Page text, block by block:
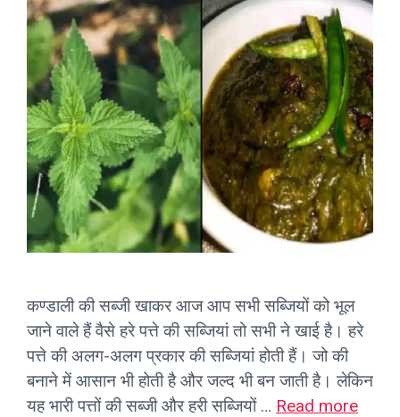
कण्डाली की सब्जी खाकर आज आप सभी सब्जियों को भूल
जाने वाले हैं वैसे हरे पत्ते की सब्जियां तो सभी ने खाई है। हरे
पत्ते की अलग-अलग प्रकार की सब्जियां होती हैं। जो की
बनाने में आसान भी होती है और जल्द भी बन जाती है। लेकिन
यह भारी पत्तों की सब्जी और हरी सब्जियों … Read more